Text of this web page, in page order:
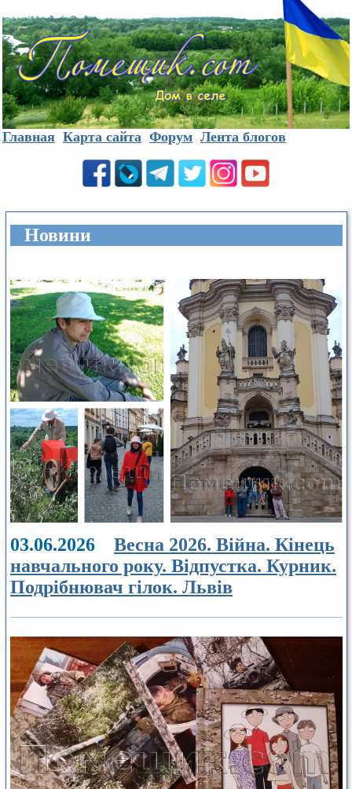
Главная Карта сайта Форум Лента блогов
Новини
03.06.2026 Весна 2026. Війна. Кінець
навчального року. Відпустка. Курник.
Подрібнювач гілок. Львів